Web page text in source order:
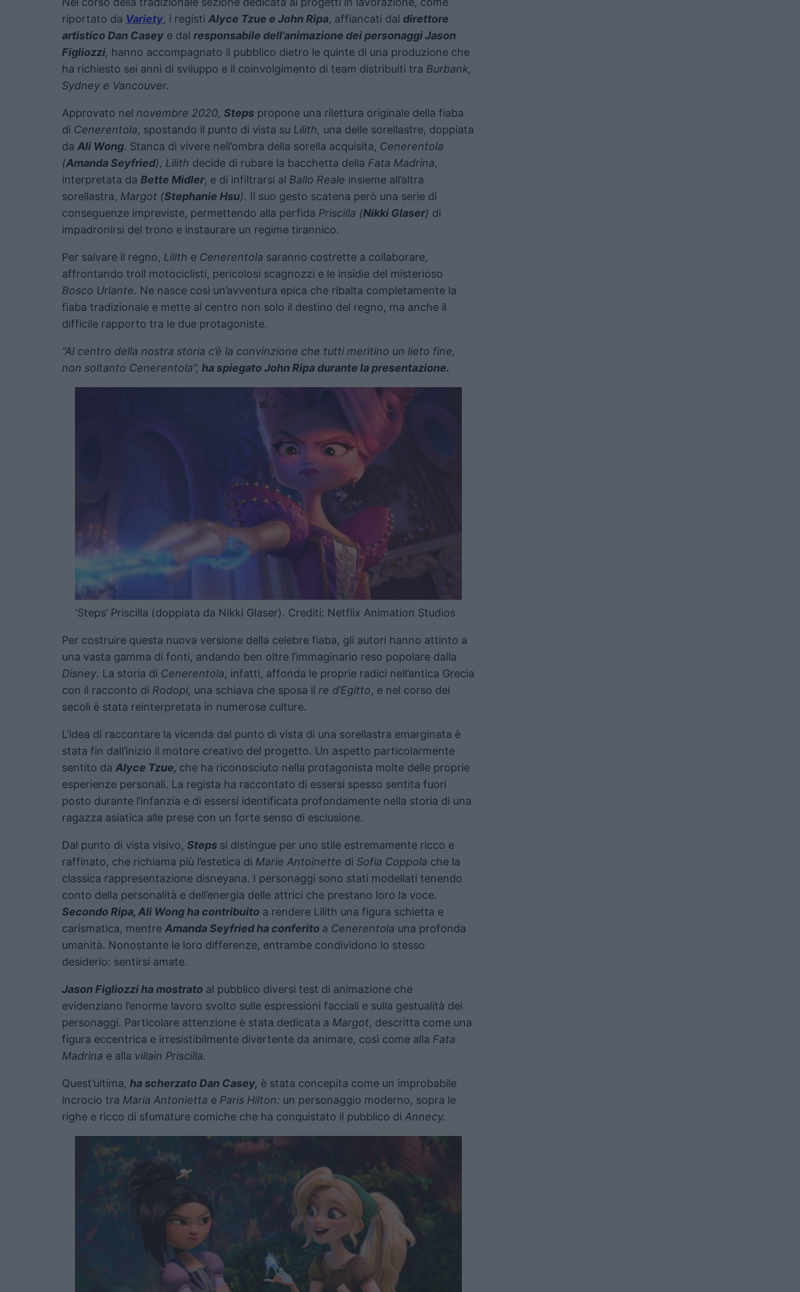
riportato da Variety, i registi Alyce Tzue e John Ripa, affiancati dal direttore
artistico Dan Casey e dal responsabile dell’animazione dei personaggi Jason
Figliozzi, hanno accompagnato il pubblico dietro le quinte di una produzione che
ha richiesto sei anni di sviluppo e il coinvolgimento di team distribuiti tra Burbank,
Sydney e Vancouver.
Approvato nel novembre 2020, Steps propone una rilettura originale della fiaba
di Cenerentola, spostando il punto di vista su Lilith, una delle sorellastre, doppiata
da Ali Wong. Stanca di vivere nell’ombra della sorella acquisita, Cenerentola
(Amanda Seyfried), Lilith decide di rubare la bacchetta della Fata Madrina,
interpretata da Bette Midler, e di infiltrarsi al Ballo Reale insieme all’altra
sorellastra, Margot (Stephanie Hsu). Il suo gesto scatena però una serie di
conseguenze impreviste, permettendo alla perfida Priscilla (Nikki Glaser) di
impadronirsi del trono e instaurare un regime tirannico.
Per salvare il regno, Lilith e Cenerentola saranno costrette a collaborare,
affrontando troll motociclisti, pericolosi scagnozzi e le insidie del misterioso
Bosco Urlante. Ne nasce così un’avventura epica che ribalta completamente la
fiaba tradizionale e mette al centro non solo il destino del regno, ma anche il
difficile rapporto tra le due protagoniste.
“Al centro della nostra storia c’è la convinzione che tutti meritino un lieto fine,
non soltanto Cenerentola”, ha spiegato John Ripa durante la presentazione.
‘Steps’ Priscilla (doppiata da Nikki Glaser). Crediti: Netflix Animation Studios
Per costruire questa nuova versione della celebre fiaba, gli autori hanno attinto a
una vasta gamma di fonti, andando ben oltre l’immaginario reso popolare dalla
Disney. La storia di Cenerentola, infatti, affonda le proprie radici nell’antica Grecia
con il racconto di Rodopi, una schiava che sposa il re d’Egitto, e nel corso dei
secoli è stata reinterpretata in numerose culture.
L’idea di raccontare la vicenda dal punto di vista di una sorellastra emarginata è
stata fin dall’inizio il motore creativo del progetto. Un aspetto particolarmente
sentito da Alyce Tzue, che ha riconosciuto nella protagonista molte delle proprie
esperienze personali. La regista ha raccontato di essersi spesso sentita fuori
posto durante l’infanzia e di essersi identificata profondamente nella storia di una
ragazza asiatica alle prese con un forte senso di esclusione.
Dal punto di vista visivo, Steps si distingue per uno stile estremamente ricco e
raffinato, che richiama più l’estetica di Marie Antoinette di Sofia Coppola che la
classica rappresentazione disneyana. I personaggi sono stati modellati tenendo
conto della personalità e dell’energia delle attrici che prestano loro la voce.
Secondo Ripa, Ali Wongha contribuito a rendere Lilith una figura schietta e
carismatica, mentre Amanda Seyfried ha conferito a Cenerentola una profonda
umanità. Nonostante le loro differenze, entrambe condividono lo stesso
desiderio: sentirsi amate.
Jason Figliozzi ha mostrato al pubblico diversi test di animazione che
evidenziano l’enorme lavoro svolto sulle espressioni facciali e sulla gestualità dei
personaggi. Particolare attenzione è stata dedicata a Margot, descritta come una
figura eccentrica e irresistibilmente divertente da animare, così come alla Fata
Madrina e alla villain Priscilla.
Quest’ultima, ha scherzato Dan Casey, è stata concepita come un improbabile
incrocio tra Maria Antonietta e Paris Hilton: un personaggio moderno, sopra le
righe e ricco di sfumature comiche che ha conquistato il pubblico di Annecy.